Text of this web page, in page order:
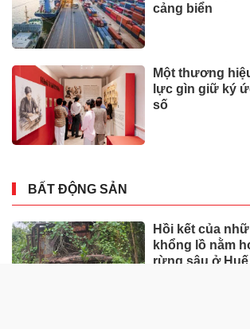
cảng biển
Một thương
lực gìn giữ ký
số
BẤT ĐỘNG SẢN
Hồi kết của
khổng lồ nằm
rừng sâu ở Huế